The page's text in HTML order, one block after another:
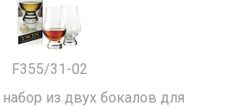
F355/31-02
из двух бокалов для